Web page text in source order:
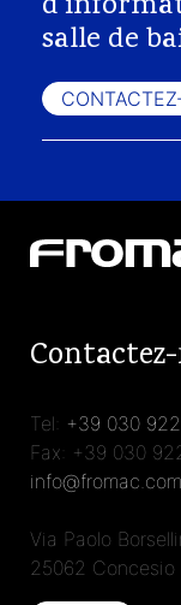
salle de
Tel: +39 030
Fax: +39 030
info@fromac.com
Via Paolo
25062 Concesio